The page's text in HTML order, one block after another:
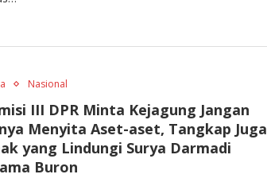
Nasional
III DPR Minta Kejagung Jangan
Menyita Aset-aset, Tangkap Juga
yang Lindungi Surya Darmadi
Buron